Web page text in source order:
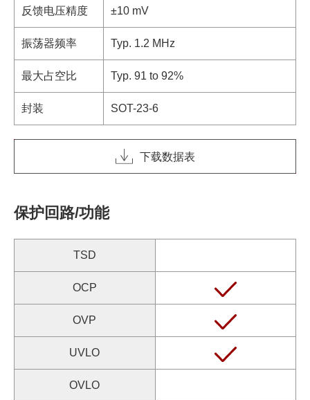
反馈电压精度 ±10 mV
振荡器频率 Typ. 1.2 MHz
最大占空比 Typ. 91 to 92%
封装 SOT-23-6
下载数据表
保护回路/功能
TSD
OCP
OVP
UVLO
OVLO